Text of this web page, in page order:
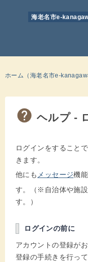
海老名市e-
ホーム（海老名市e-
ヘルプ -
ログインをすること
きます。
他にも メッセージ機
す。（※自治体や施
す。）
ログインの前に
アカウントの登録が
登録の手続きを行って